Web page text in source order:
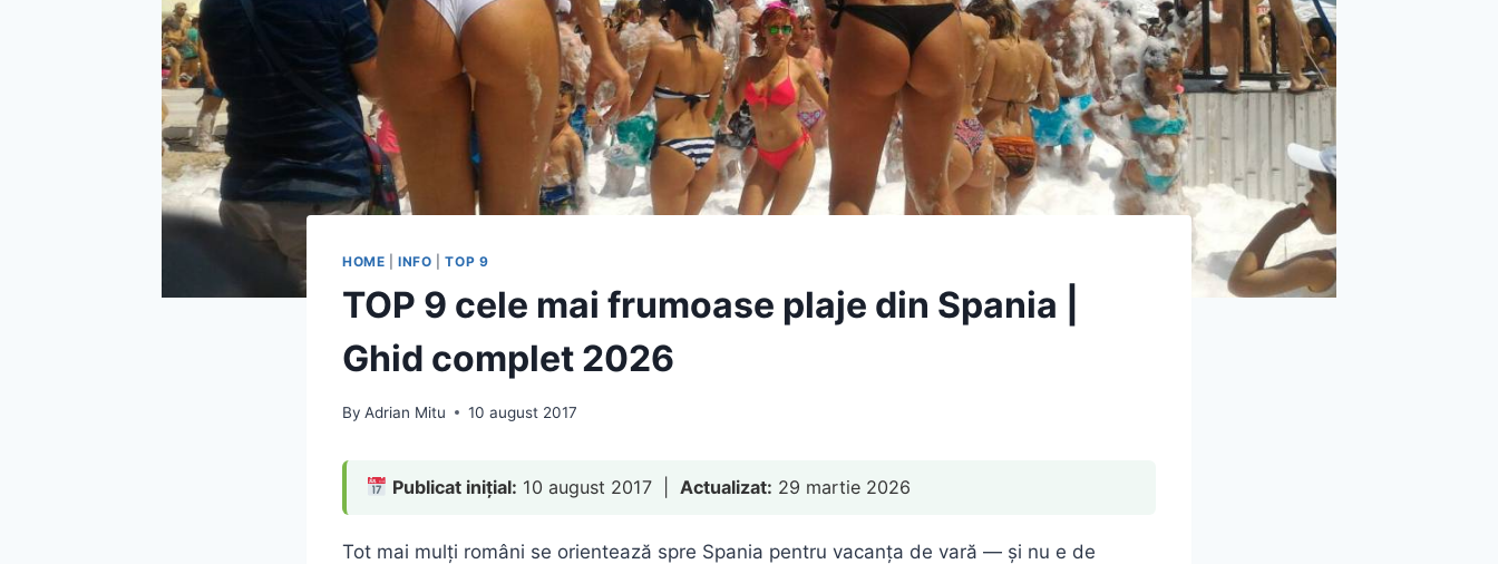
HOME |INFO |TOP 9
TOP 9 cele mai frumoase plaje din Spania |
Ghid complet 2026
By Adrian Mitu 10 august 2017
Publicat inițial: 10 august 2017 | Actualizat: 29 martie 2026
Tot mai mulți români se orientează spre Spania pentru vacanța de vară — și nu e de